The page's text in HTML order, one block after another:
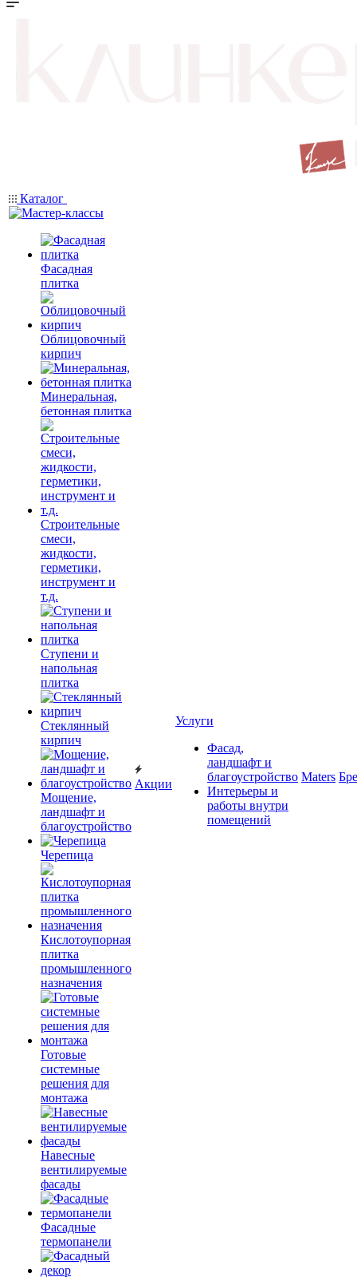
Каталог
Фасадная
плитка
Облицовочный
кирпич
Минеральная,
бетонная плитка
Строительные
смеси,
жидкости,
герметики,
инструмент и
т.д.
Ступени и
напольная
плитка
Cтеклянный
кирпич
Мощение,
ландшафт и
благоустройство
Черепица
Кислотоупорная
плитка
промышленного
назначения
Готовые
системные
решения для
монтажа
Навесные
вентилируемые
фасады
Фасадные
термопанели
Акции
Услуги
Фасад,
ландшафт и
благоустройство
Интерьеры и
работы внутри
помещений
Maters